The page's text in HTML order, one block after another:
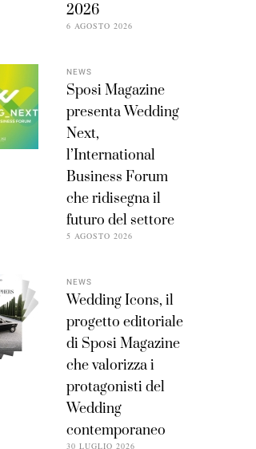
2026
6 AGOSTO 2026
NEWS
Sposi Magazine
presenta Wedding
Next,
l’International
Business Forum
che ridisegna il
futuro del settore
5 AGOSTO 2026
NEWS
Wedding Icons, il
progetto editoriale
di Sposi Magazine
che valorizza i
protagonisti del
Wedding
contemporaneo
30 LUGLIO 2026